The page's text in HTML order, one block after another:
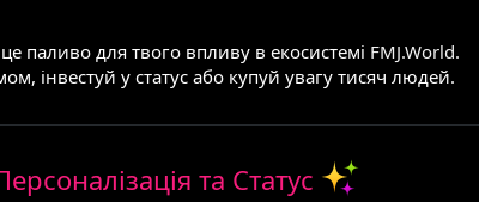
паливо для твого впливу в екосистемі FMJ.World.
інвестуй у статус або купуй увагу тисяч людей.
та Статус